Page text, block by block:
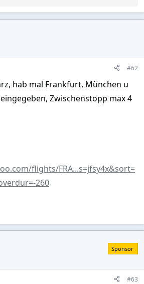
#62
hab mal Frankfurt, München u
Zwischenstopp max 4
flights/FRA...s=jfsy4x&sort=
260
Sponsor
#63